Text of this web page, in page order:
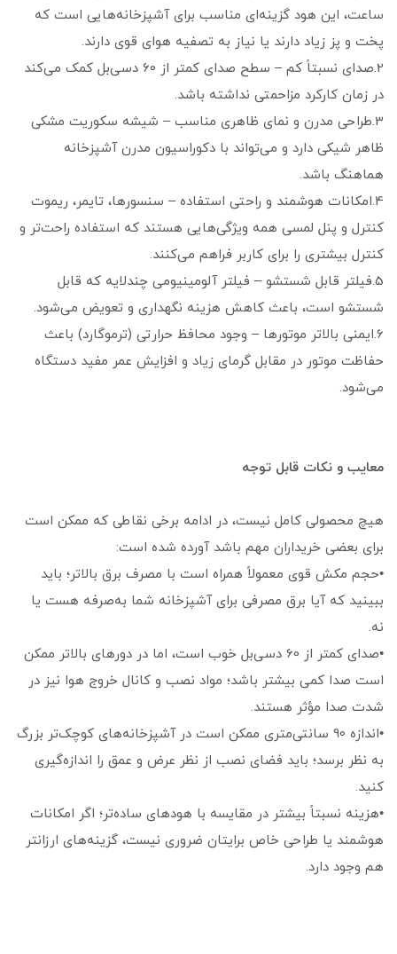
ساعت، این هود گزینه‌ای مناسب برای آشپزخانه‌هایی است که
پخت و پز زیاد دارند یا نیاز به تصفیه هوای قوی دارند.
2.صدای نسبتاً کم – سطح صدای کمتر از 60 دسی‌بل کمک می‌کند
در زمان کارکرد مزاحمتی نداشته باشد.
3.طراحی مدرن و نمای ظاهری مناسب – شیشه سکوریت مشکی
ظاهر شیکی دارد و می‌تواند با دکوراسیون مدرن آشپزخانه
هماهنگ باشد.
4.امکانات هوشمند و راحتی استفاده – سنسورها، تایمر، ریموت
کنترل و پنل لمسی همه ویژگی‌هایی هستند که استفاده راحت‌تر و
کنترل بیشتری را برای کاربر فراهم می‌کنند.
5.فیلتر قابل شستشو – فیلتر آلومینیومی چندلایه که قابل
شستشو است، باعث کاهش هزینه نگهداری و تعویض می‌شود.
6.ایمنی بالاتر موتورها – وجود محافظ حرارتی (ترموگارد) باعث
حفاظت موتور در مقابل گرمای زیاد و افزایش عمر مفید دستگاه
می‌شود.
معایب و نکات قابل توجه
هیچ محصولی کامل نیست، در ادامه برخی نقاطی که ممکن است
برای بعضی خریداران مهم باشد آورده شده‌ است:
•حجم مکش قوی معمولاً همراه است با مصرف برق بالاتر؛ باید
ببینید که آیا برق مصرفی برای آشپزخانه شما به‌صرفه هست یا
نه.
•صدای کمتر از 60 دسی‌بل خوب است، اما در دورهای بالاتر ممکن
است صدا کمی بیشتر باشد؛ مواد نصب و کانال خروج هوا نیز در
شدت صدا مؤثر هستند.
•اندازه 90 سانتی‌متری ممکن است در آشپزخانه‌های کوچک‌تر بزرگ
به نظر برسد؛ باید فضای نصب از نظر عرض و عمق را اندازه‌گیری
کنید.
•هزینه نسبتاً بیشتر در مقایسه با هودهای ساده‌تر؛ اگر امکانات
هوشمند یا طراحی خاص برایتان ضروری نیست، گزینه‌های ارزانتر
هم وجود دارد.